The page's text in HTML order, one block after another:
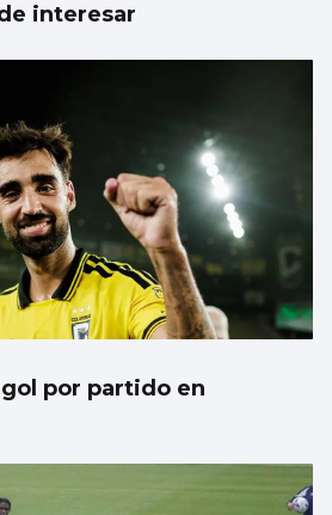
interesar
por partido en